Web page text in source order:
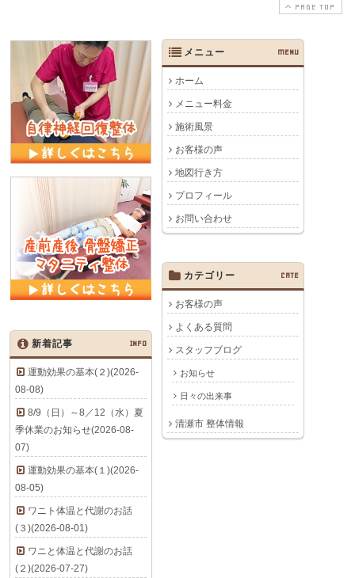
PAGE TOP
メニュー MENU
ホーム
メニュー料金
施術風景
お客様の声
地図行き方
プロフィール
お問い合わせ
カテゴリー CATE
お客様の声
よくある質問
スタッフブログ
お知らせ
日々の出来事
清瀬市 整体情報
新着記事 INFO
運動効果の基本(２)(2026-
08-08)
8/9（日）～8／12（水）夏
季休業のお知らせ(2026-08-
07)
運動効果の基本(１)(2026-
08-05)
ワニト体温と代謝のお話
(３)(2026-08-01)
ワニと体温と代謝のお話
(２)(2026-07-27)